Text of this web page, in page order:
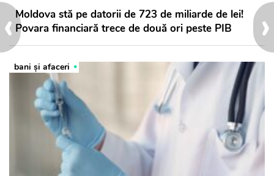
›
‹ Moldova stă pe datorii de 723 de miliarde de lei!
Povara financiară trece de două ori peste PIB
bani și afaceri